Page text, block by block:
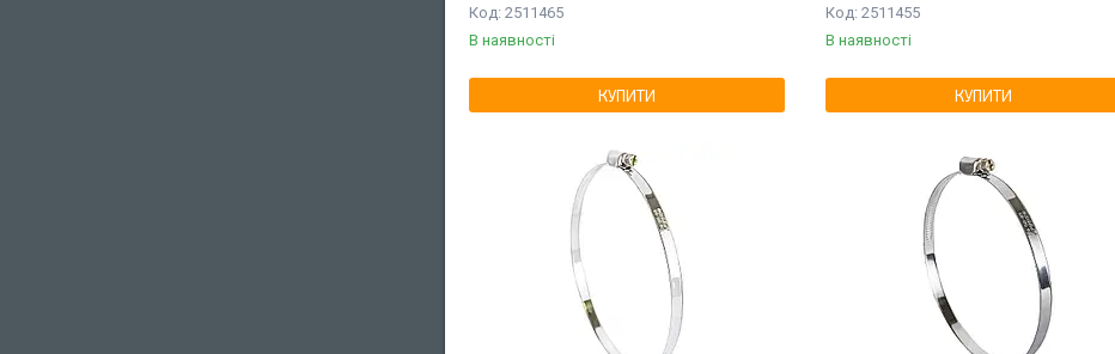
2511465
В наявності
КУПИТИ
2511455
В наявності
КУПИТИ